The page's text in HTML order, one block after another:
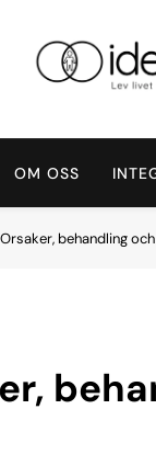
OM OSS
behandling